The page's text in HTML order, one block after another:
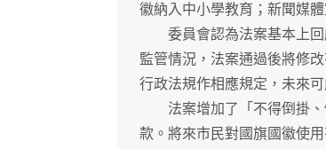
徽納入中小學教育；新聞媒
委員會認為法案基本上回
監管情況，法案通過後將修
行政法規作相應規定，未來
法案增加了「不得倒掛、
款。將來市民對國旗國徽使